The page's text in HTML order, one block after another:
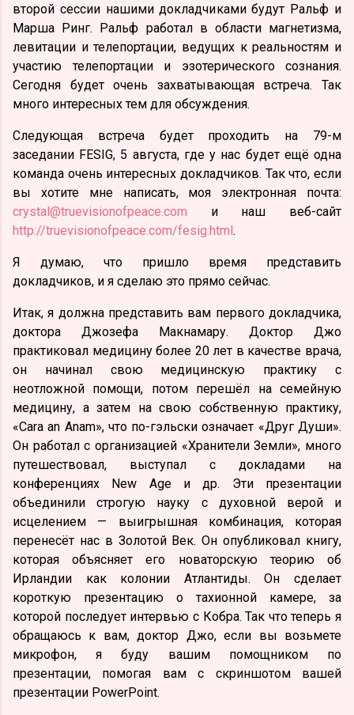
второй сессии нашими докладчиками будут Ральф и
Марша Ринг. Ральф работал в области магнетизма,
левитации и телепортации, ведущих к реальностям и
участию телепортации и эзотерического сознания.
Сегодня будет очень захватывающая встреча. Так
много интересных тем для обсуждения.
Следующая встреча будет проходить на 79-м
заседании FESIG, 5 августа, где у нас будет ещё одна
команда очень интересных докладчиков. Так что, если
вы хотите мне написать, моя электронная почта:
crystal@truevisionofpeace.com и наш веб-сайт
http://truevisionofpeace.com/fesig.html.
Я думаю, что пришло время представить
докладчиков, и я сделаю это прямо сейчас.
Итак, я должна представить вам первого докладчика,
доктора Джозефа Макнамару. Доктор Джо
практиковал медицину более 20 лет в качестве врача,
он начинал свою медицинскую практику с
неотложной помощи, потом перешёл на семейную
медицину, а затем на свою собственную практику,
«Cara an Anam», что по-гэльски означает «Друг Души».
Он работал с организацией «Хранители Земли», много
путешествовал, выступал с докладами на
конференциях New Age и др. Эти презентации
объединили строгую науку с духовной верой и
исцелением — выигрышная комбинация, которая
перенесёт нас в Золотой Век. Он опубликовал книгу,
которая объясняет его новаторскую теорию об
Ирландии как колонии Атлантиды. Он сделает
короткую презентацию о тахионной камере, за
которой последует интервью с Кобра. Так что теперь я
обращаюсь к вам, доктор Джо, если вы возьмете
микрофон, я буду вашим помощником по
презентации, помогая вам с скриншотом вашей
презентации PowerPoint.